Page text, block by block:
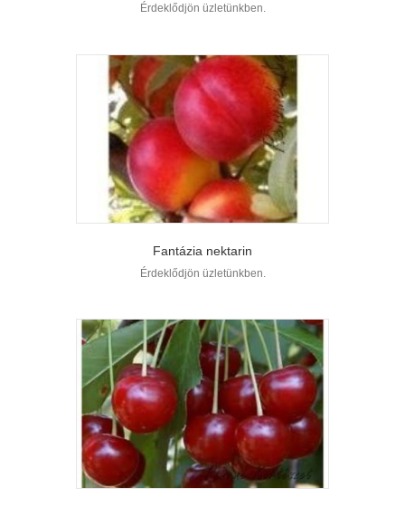
Érdeklődjön üzletünkben.
Fantázia nektarin
Érdeklődjön üzletünkben.